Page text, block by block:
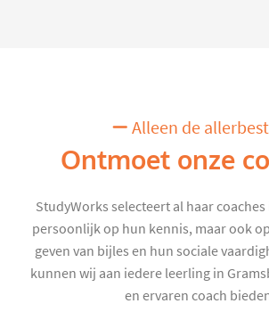
Alleen de
Ontmoet onze
StudyWorks selecteert al haar
persoonlijk op hun kennis, maar ook
geven van bijles en hun sociale
kunnen wij aan iedere leerling in
en ervaren coach